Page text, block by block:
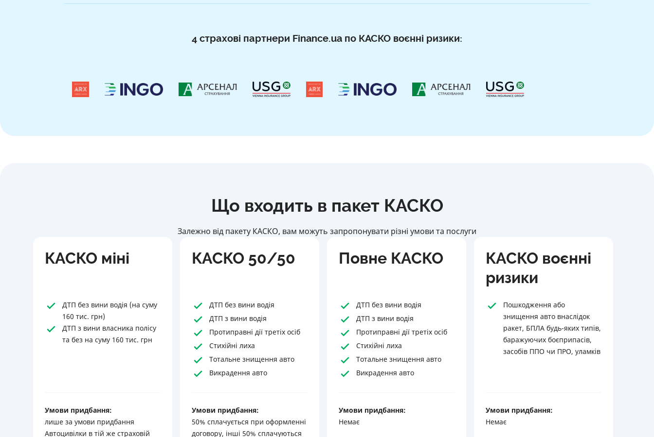
4 страхові партнери Finance.ua по КАСКО воєнні ризики:
Що входить в пакет КАСКО
Залежно від пакету КАСКО, вам можуть запропонувати різні умови та послуги
КАСКО міні КАСКО 50/50 Повне КАСКО
КАСКО воєнні
ризики
ДТП без вини водія (на суму
160 тис. грн)
ДТП з вини власника полісу
та без на суму 160 тис. грн
ДТП без вини водія
ДТП з вини водія
Протиправні дії третіх осіб
Стихійні лиха
Тотальне знищення авто
Викрадення авто
ДТП без вини водія
ДТП з вини водія
Протиправні дії третіх осіб
Стихійні лиха
Тотальне знищення авто
Викрадення авто
Пошкодження або
знищення авто внаслідок
ракет, БПЛА будь-яких типів,
баражуючих боєприпасів,
засобів ППО чи ПРО, уламків
Умови придбання:
лише за умови придбання
Автоцивілки в тій же страховій
Умови придбання:
50% сплачується при оформленні
договору, інші 50% сплачуються
Умови придбання:
Немає
Умови придбання:
Немає